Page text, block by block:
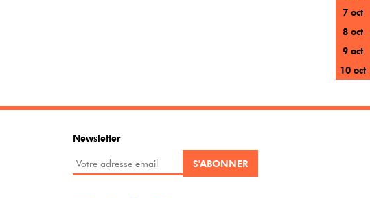
7 oct
8 oct
9 oct
10 oct
Newsletter